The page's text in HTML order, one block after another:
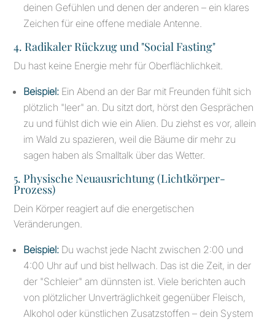
deinen Gefühlen und denen der anderen – ein klares
Zeichen für eine offene mediale Antenne.
4. Radikaler Rückzug und "Social Fasting"
Du hast keine Energie mehr für Oberflächlichkeit.
Beispiel: Ein Abend an der Bar mit Freunden fühlt sich
plötzlich "leer" an. Du sitzt dort, hörst den Gesprächen
zu und fühlst dich wie ein Alien. Du ziehst es vor, allein
im Wald zu spazieren, weil die Bäume dir mehr zu
sagen haben als Smalltalk über das Wetter.
5. Physische Neuausrichtung (Lichtkörper-
Prozess)
Dein Körper reagiert auf die energetischen
Veränderungen.
Beispiel: Du wachst jede Nacht zwischen 2:00 und
4:00 Uhr auf und bist hellwach. Das ist die Zeit, in der
der "Schleier" am dünnsten ist. Viele berichten auch
von plötzlicher Unverträglichkeit gegenüber Fleisch,
Alkohol oder künstlichen Zusatzstoffen – dein System